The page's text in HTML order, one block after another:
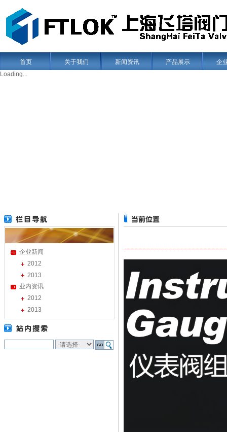
首页 关于我们 新闻资讯 产品展示
企
Loading...
企业新闻
2012
2013
业内资讯
2012
2013